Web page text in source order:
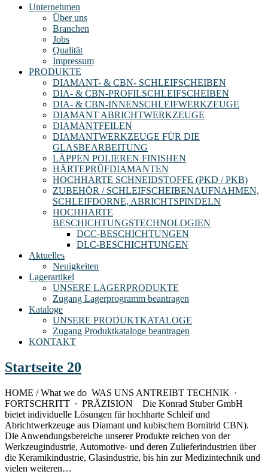
Unternehmen
Über uns
Branchen
Jobs
Qualität
Impressum
PRODUKTE
DIAMANT- & CBN- SCHLEIFSCHEIBEN
DIA- & CBN-PROFILSCHLEIFSCHEIBEN
DIA- & CBN-INNENSCHLEIFWERKZEUGE
DIAMANT ABRICHTWERKZEUGE
DIAMANTFEILEN
DIAMANTWERKZEUGE FÜR DIE
GLASBEARBEITUNG
LÄPPEN POLIEREN FINISHEN
HÄRTEPRÜFDIAMANTEN
HOCHHARTE SCHNEIDSTOFFE (PKD / PKB)
ZUBEHÖR / SCHLEIFSCHEIBENAUFNAHMEN,
SCHLEIFDORNE, ABRICHTSPINDELN
HOCHHARTE
BESCHICHTUNGSTECHNOLOGIEN
DCC-BESCHICHTUNGEN
DLC-BESCHICHTUNGEN
Aktuelles
Neuigkeiten
Lagerartikel
UNSERE LAGERPRODUKTE
Zugang Lagerprogramm beantragen
Kataloge
UNSERE PRODUKTKATALOGE
Zugang Produktkataloge beantragen
KONTAKT
Startseite 20
HOME / What we do WAS UNS ANTREIBT TECHNIK ∙
FORTSCHRITT ∙ PRÄZISION Die Konrad Stuber GmbH
bietet individuelle Lösungen für hochharte Schleif und
Abrichtwerkzeuge aus Diamant und kubischem Bornitrid CBN).
Die Anwendungsbereiche unserer Produkte reichen von der
Werkzeugindustrie, Automotive- und deren Zulieferindustrien über
die Keramikindustrie, Glasindustrie, bis hin zur Medizintechnik und
vielen weiteren…